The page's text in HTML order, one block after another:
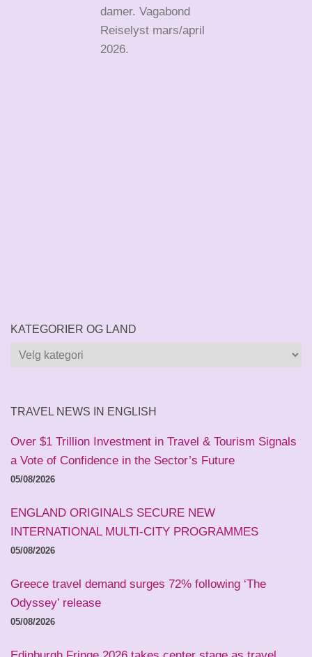
damer. Vagabond
Reiselyst mars/april
2026.
KATEGORIER OG LAND
Kategorier
TRAVEL NEWS IN ENGLISH
Over $1 Trillion Investment in Travel & Tourism Signals
a Vote of Confidence in the Sector’s Future
05/08/2026
ENGLAND ORIGINALS SECURE NEW
INTERNATIONAL MULTI-CITY PROGRAMMES
05/08/2026
Greece travel demand surges 72% following ‘The
Odyssey’ release
05/08/2026